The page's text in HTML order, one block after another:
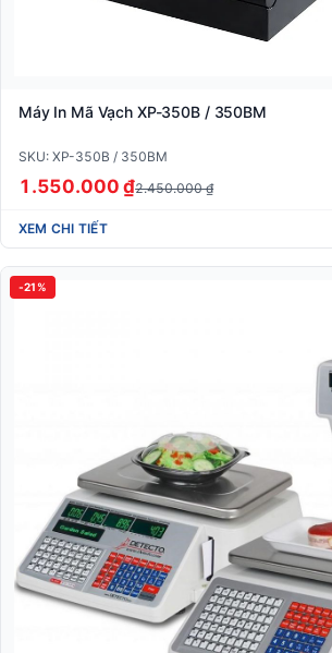
Máy In Mã Vạch XP-350B / 350BM
SKU: XP-350B / 350BM
1.550.000 ₫2.450.000 ₫
XEM CHI TIẾT
-21%